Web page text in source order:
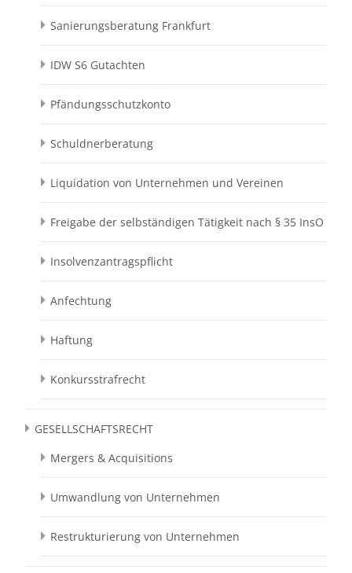
Sanierungsberatung Frankfurt
IDW S6 Gutachten
Pfändungsschutzkonto
Schuldnerberatung
Liquidation von Unternehmen und Vereinen
Freigabe der selbständigen Tätigkeit nach § 35 InsO
Insolvenzantragspflicht
Anfechtung
Haftung
Konkursstrafrecht
GESELLSCHAFTSRECHT
Mergers & Acquisitions
Umwandlung von Unternehmen
Restrukturierung von Unternehmen